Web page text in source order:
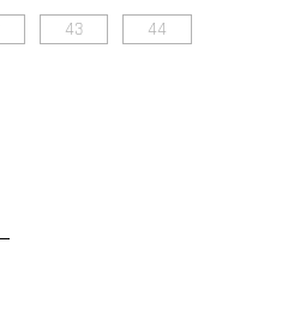
43 44